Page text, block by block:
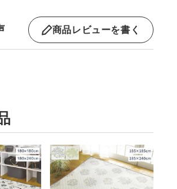
商品レビューを書く